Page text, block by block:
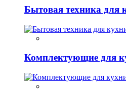
Бытовая техника для
Комплектующие для